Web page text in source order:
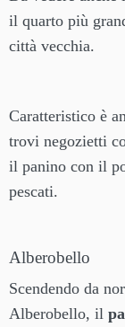
il quarto più
città vecchia.
Caratteristico è
trovi negozietti
il panino con il
pescati.
Alberobello
Scendendo da
Alberobello, il